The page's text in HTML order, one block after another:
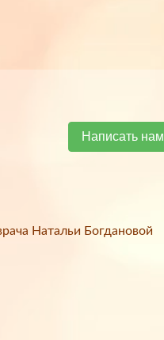
Написать нам
Натальи Богдановой